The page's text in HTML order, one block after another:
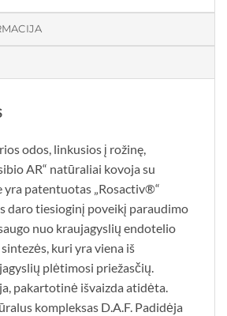
odos, linkusios į rožinę,
AR“ natūraliai kovoja su
yra patentuotas „Rosactiv®“
daro tiesioginį poveikį paraudimo
nuo kraujagyslių endotelio
kuri yra viena iš
plėtimosi priežasčių.
pakartotinė išvaizda atidėta.
kompleksas D.A.F. Padidėja